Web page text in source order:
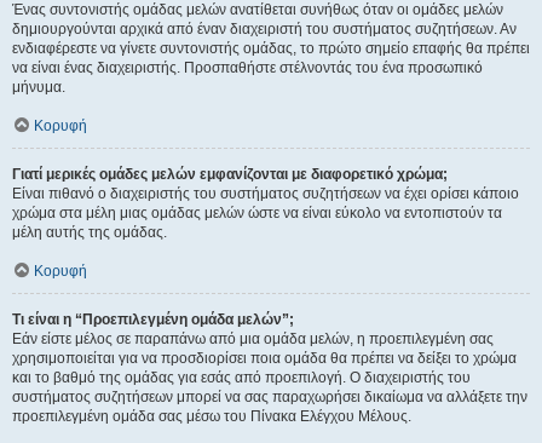
Ένας συντονιστής ομάδας μελών ανατίθεται συνήθως όταν οι ομάδες μελών
δημιουργούνται αρχικά από έναν διαχειριστή του συστήματος συζητήσεων. Αν
ενδιαφέρεστε να γίνετε συντονιστής ομάδας, το πρώτο σημείο επαφής θα πρέπει
να είναι ένας διαχειριστής. Προσπαθήστε στέλνοντάς του ένα προσωπικό
μήνυμα.
Κορυφή
Γιατί μερικές ομάδες μελών εμφανίζονται με διαφορετικό χρώμα;
Είναι πιθανό ο διαχειριστής του συστήματος συζητήσεων να έχει ορίσει κάποιο
χρώμα στα μέλη μιας ομάδας μελών ώστε να είναι εύκολο να εντοπιστούν τα
μέλη αυτής της ομάδας.
Κορυφή
Τι είναι η “Προεπιλεγμένη ομάδα μελών”;
Εάν είστε μέλος σε παραπάνω από μια ομάδα μελών, η προεπιλεγμένη σας
χρησιμοποιείται για να προσδιορίσει ποια ομάδα θα πρέπει να δείξει το χρώμα
και το βαθμό της ομάδας για εσάς από προεπιλογή. Ο διαχειριστής του
συστήματος συζητήσεων μπορεί να σας παραχωρήσει δικαίωμα να αλλάξετε την
προεπιλεγμένη ομάδα σας μέσω του Πίνακα Ελέγχου Μέλους.